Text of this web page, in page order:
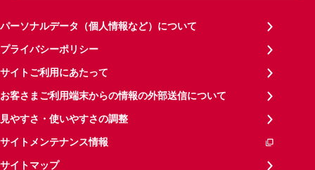
パーソナルデータ（個人情報など）について
プライバシーポリシー
サイトご利用にあたって
お客さまご利用端末からの情報の外部送信について
見やすさ・使いやすさの調整
サイトメンテナンス情報
サイトマップ